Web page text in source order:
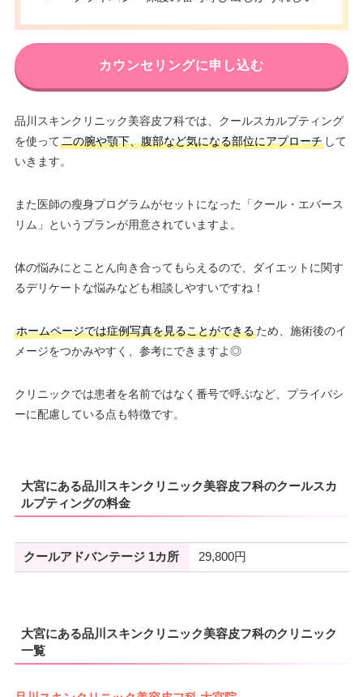
カウンセリングに申し込む
品川スキンクリニック美容皮フ科では、クールスカルプティング
を使って二の腕や顎下、腹部など気になる部位にアプローチして
いきます。
また医師の瘦身プログラムがセットになった「クール・エバース
リム」というプランが用意されていますよ。
体の悩みにとことん向き合ってもらえるので、ダイエットに関す
るデリケートな悩みなども相談しやすいですね！
ホームページでは症例写真を見ることができるため、施術後のイ
メージをつかみやすく、参考にできますよ◎
クリニックでは患者を名前ではなく番号で呼ぶなど、プライバシ
ーに配慮している点も特徴です。
大宮にある品川スキンクリニック美容皮フ科のクールスカ
ルプティングの料金
クールアドバンテージ 1カ所 29,800円
大宮にある品川スキンクリニック美容皮フ科のクリニック
一覧